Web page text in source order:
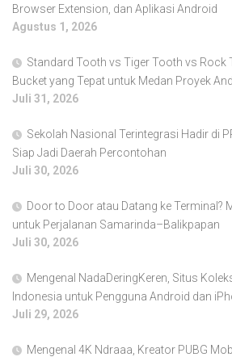
Browser Extension, dan Aplikasi Android
Agustus 1, 2026
Standard Tooth vs Tiger Tooth vs Rock
Bucket yang Tepat untuk Medan Proyek
Juli 31, 2026
Sekolah Nasional Terintegrasi Hadir di
Siap Jadi Daerah Percontohan
Juli 30, 2026
Door to Door atau Datang ke Terminal?
untuk Perjalanan Samarinda–Balikpapan
Juli 30, 2026
Mengenal NadaDeringKeren, Situs
Indonesia untuk Pengguna Android dan
Juli 29, 2026
Mengenal 4K Ndraaa, Kreator PUBG